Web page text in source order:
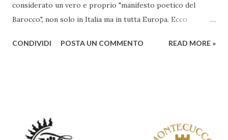
considerato un vero e proprio "manifesto poetico del
Barocco", non solo in Italia ma in tutta Europa. Ecco
rendono un'opera fondamentale per il periodo. Marino fu
abbracciando invece i principi del Barocco: l'arte come
meraviglia, l'ostentazione della tecnica e la ricerca del
CONDIVIDI POSTA UN COMMENTO READ MORE »